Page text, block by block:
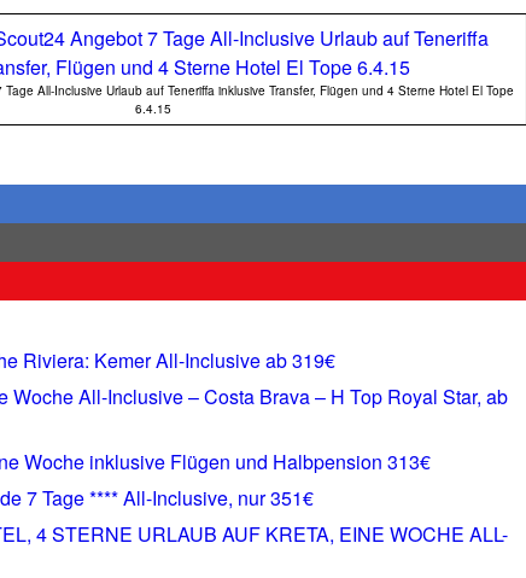
All-Inclusive Urlaub auf Teneriffa inklusive Transfer, Flügen und 4 Sterne Hotel El Tope
6.4.15
Riviera: Kemer All-Inclusive ab 319€
Woche All-Inclusive – Costa Brava – H Top Royal Star, ab
Woche inklusive Flügen und Halbpension 313€
7 Tage **** All-Inclusive, nur 351€
4 STERNE URLAUB AUF KRETA, EINE WOCHE ALL-